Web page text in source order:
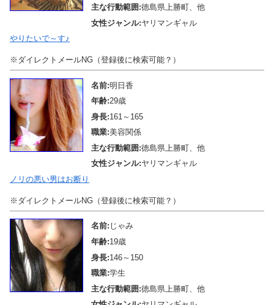
主な行動範囲:徳島県上勝町、他
女性ジャンル:ヤリマンギャル
やりたいで～す♪
※ダイレクトメールNG（登録後に検索可能？）
名前:明日香
年齢:29歳
身長:161～165
職業:美容関係
主な行動範囲:徳島県上勝町、他
女性ジャンル:ヤリマンギャル
ノリの悪い男はお断り
※ダイレクトメールNG（登録後に検索可能？）
名前: じゃみ
年齢:19歳
身長:146～150
職業:学生
主な行動範囲:徳島県上勝町、他